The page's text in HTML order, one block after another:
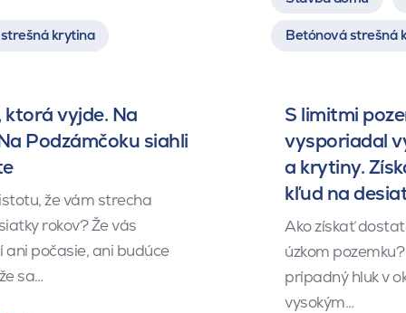
krytina
ktorá vyjde. Na
Podzámčoku siahli
že vám strecha
rokov? Že vás
ani počasie, ani budúce
sa…
Betónová strešná
S limitmi
vysporiadal
a krytiny.
kľud na
Ako získať
úzkom
prípadný hluk v
vysokým…